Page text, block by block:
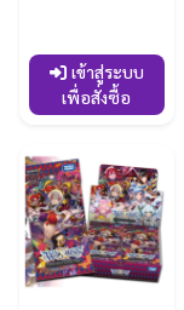
เข้าสู่ระบบ
เพื่อสั่งซื้อ